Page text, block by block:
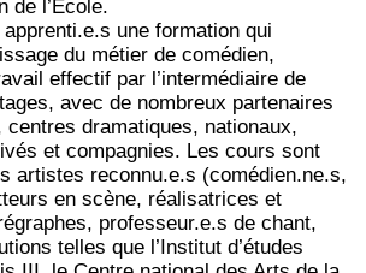
de l’École.
apprenti.e.s une formation qui
du métier de comédien,
effectif par l’intermédiaire de
avec de nombreux partenaires
dramatiques, nationaux,
et compagnies. Les cours sont
artistes reconnu.e.s (comédien.ne.s,
en scène, réalisatrices et
professeur.e.s de chant,
telles que l’Institut d’études